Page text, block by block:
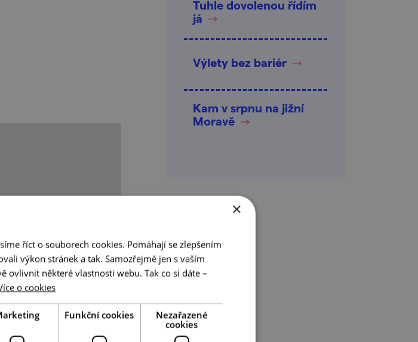
Leaflet|© Seznam.cz a.s. a další
Tuhle dovolenou řídím
já
Výlety bez bariér
Kam v srpnu na jižní
Moravě
×
říct o souborech cookies. Pomáhají se zlepšením
výkon stránek a tak. Samozřejmě jen s vaším
ovlivnit některé vlastnosti webu. Tak co si dáte –
o cookies
Funkční cookies
Nezařazené
cookies